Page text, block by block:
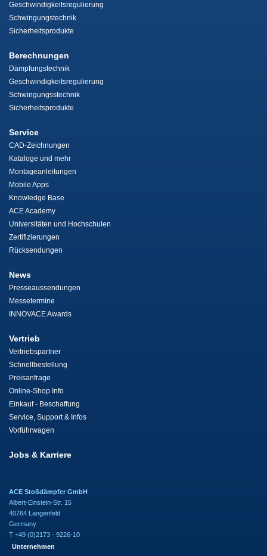
Geschwindigkeitsregulierung
Schwingungstechnik
Sicherheitsprodukte
Berechnungen
Dämpfungstechnik
Geschwindigkeitsregulierung
Schwingungsstechnik
Sicherheitsprodukte
Service
CAD-Zeichnungen
Kataloge und mehr
Montageanleitungen
Mobile Apps
Knowledge Base
ACE Academy
Universitäten und Hochschulen
Zertifizierungen
Rücksendungen
News
Presseaussendungen
Messetermine
INNOVACE Awards
Vertrieb
Vertriebspartner
Schnellbestellung
Preisanfrage
Online-Shop Info
Einkauf - Beschaffung
Service, Support & Infos
Vorführwagen
Jobs & Karriere
ACE Stoßdämpfer GmbH
Albert-Einstein-Str. 15
40764 Langenfeld
Germany
T +49 (0)2173 - 9226-10
Unternehmen